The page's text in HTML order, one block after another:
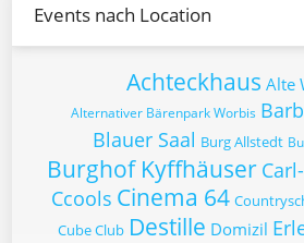
Events nach Location
Achteckhaus Alte
Alternativer Bärenpark Worbis
Blauer Saal Burg Allstedt
Burghof Kyffhäuser
Ccools Cinema 64
Cube Club Destille Domizil